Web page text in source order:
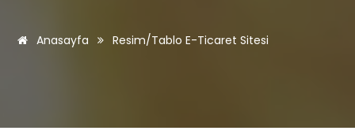
Anasayfa Resim/Tablo E-Ticaret Sitesi